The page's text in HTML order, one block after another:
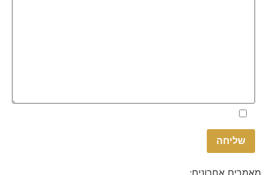
Please
leave
this
field
empty.
מאמרים אחרונים: